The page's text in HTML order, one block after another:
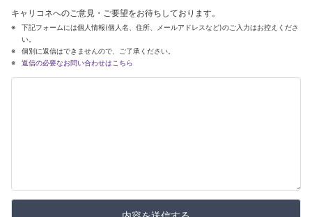
キャリコネへのご意見・ご要望をお待ちしております。
下記フォームには個人情報(個人名、住所、メールアドレスなど)のご入力はお控えくださ
い。
個別に返信はできませんので、ご了承ください。
返信の必要なお問い合わせはこちら